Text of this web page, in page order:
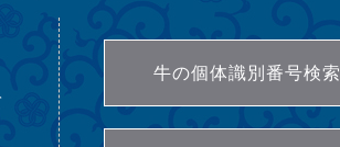
牛の個体識別番号検索